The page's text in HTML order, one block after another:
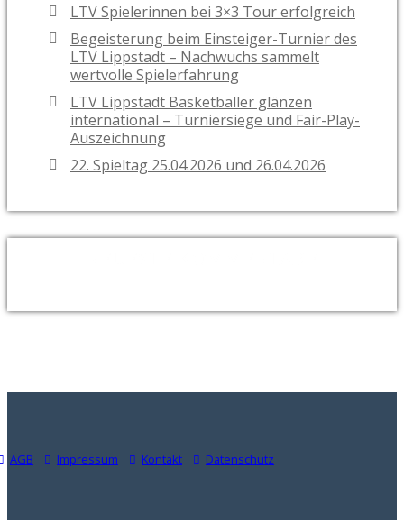
LTV Spielerinnen bei 3×3 Tour erfolgreich
Begeisterung beim Einsteiger-Turnier des
LTV Lippstadt – Nachwuchs sammelt
wertvolle Spielerfahrung
LTV Lippstadt Basketballer glänzen
international – Turniersiege und Fair-Play-
Auszeichnung
22. Spieltag 25.04.2026 und 26.04.2026
AGB Impressum Kontakt Datenschutz